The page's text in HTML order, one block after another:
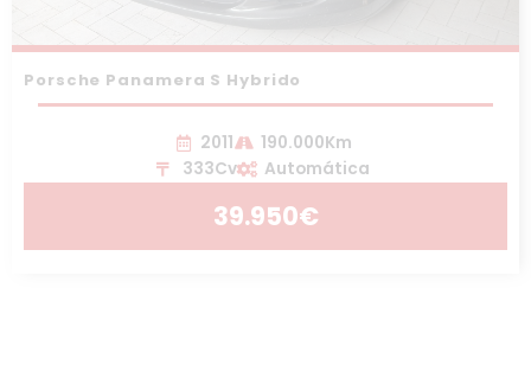
Porsche Panamera S Hybrido
2011
190.000Km
333Cv
Automática
39.950€